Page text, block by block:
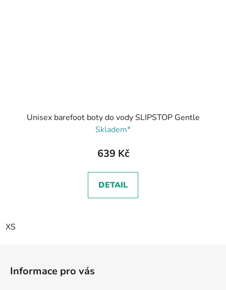
Unisex barefoot boty do vody SLIPSTOP Gentle
Skladem*
639 Kč
DETAIL
XS
Informace pro vás